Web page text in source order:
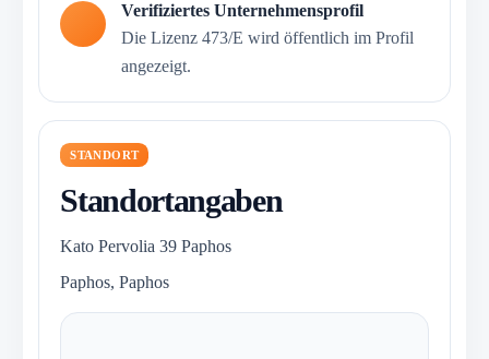
Verifiziertes Unternehmensprofil
Die Lizenz 473/E wird öffentlich im Profil
angezeigt.
STANDORT
Standortangaben
Kato Pervolia 39 Paphos
Paphos, Paphos